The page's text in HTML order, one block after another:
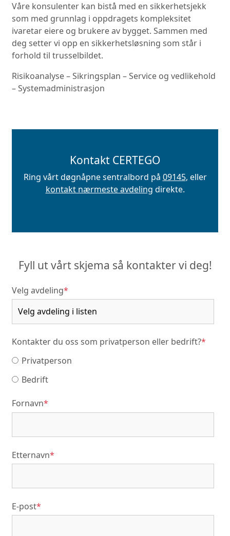
Våre konsulenter kan bistå med en sikkerhetsjekk
som med grunnlag i oppdragets kompleksitet
ivaretar eiere og brukere av bygget. Sammen med
deg setter vi opp en sikkerhetsløsning som står i
forhold til trusselbildet.
Risikoanalyse – Sikringsplan – Service og vedlikehold
– Systemadministrasjon
Kontakt CERTEGO
Ring vårt døgnåpne sentralbord på 09145, eller
kontakt nærmeste avdeling direkte.
Fyll ut vårt skjema så kontakter vi deg!
Velg avdeling*
Kontakter du oss som privatperson eller bedrift?*
Privatperson
Bedrift
Fornavn*
Etternavn*
E-post*